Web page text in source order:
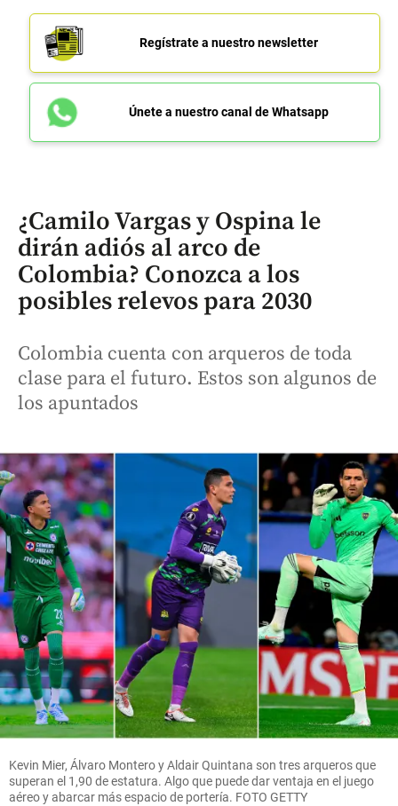
Regístrate a nuestro newsletter
Únete a nuestro canal de Whatsapp
¿Camilo Vargas y Ospina le
dirán adiós al arco de
Colombia? Conozca a los
posibles relevos para 2030
Colombia cuenta con arqueros de toda
clase para el futuro. Estos son algunos de
los apuntados
Kevin Mier, Álvaro Montero y Aldair Quintana son tres arqueros que
superan el 1,90 de estatura. Algo que puede dar ventaja en el juego
aéreo y abarcar más espacio de portería. FOTO GETTY